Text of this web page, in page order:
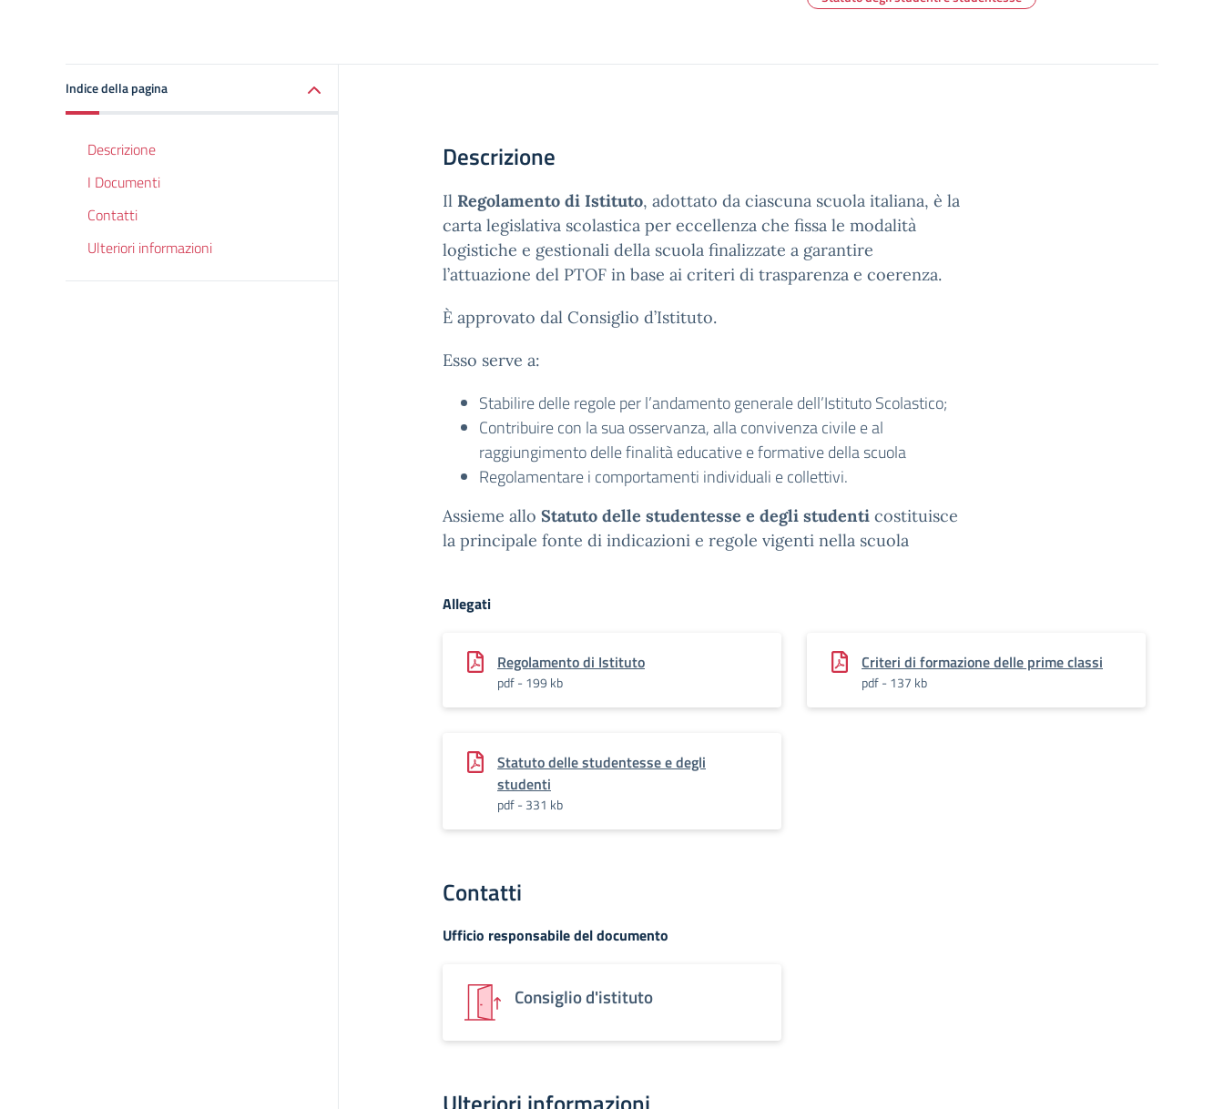
Indice della pagina
Descrizione
I Documenti
Contatti
Ulteriori informazioni
Descrizione
Il Regolamento di Istituto, adottato da ciascuna scuola italiana, è la
carta legislativa scolastica per eccellenza che fissa le modalità
logistiche e gestionali della scuola finalizzate a garantire
l’attuazione del PTOF in base ai criteri di trasparenza e coerenza.
È approvato dal Consiglio d’Istituto.
Esso serve a:
Stabilire delle regole per l’andamento generale dell’Istituto Scolastico;
Contribuire con la sua osservanza, alla convivenza civile e al
raggiungimento delle finalità educative e formative della scuola
Regolamentare i comportamenti individuali e collettivi.
Assieme allo Statuto delle studentesse e degli studenti costituisce
la principale fonte di indicazioni e regole vigenti nella scuola
Allegati
Regolamento di Istituto
pdf - 199 kb
Criteri di formazione delle prime classi
pdf - 137 kb
Statuto delle studentesse e degli
studenti
pdf - 331 kb
Contatti
Ufficio responsabile del documento
Consiglio d'istituto